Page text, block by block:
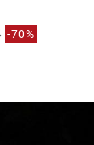
-70%